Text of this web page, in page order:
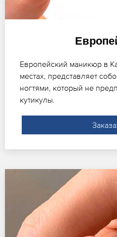
Европейский маникюр в
местах, представляет
ногтями, который не
кутикулы.